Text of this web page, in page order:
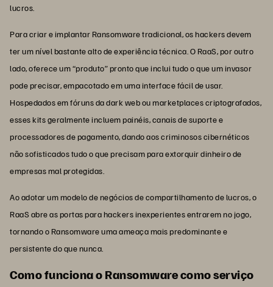
lucros.
Para criar e implantar Ransomware tradicional, os hackers devem
ter um nível bastante alto de experiência técnica. O RaaS, por outro
lado, oferece um “produto” pronto que inclui tudo o que um invasor
pode precisar, empacotado em uma interface fácil de usar.
Hospedados em fóruns da dark web ou marketplaces criptografados,
esses kits geralmente incluem painéis, canais de suporte e
processadores de pagamento, dando aos criminosos cibernéticos
não sofisticados tudo o que precisam para extorquir dinheiro de
empresas mal protegidas.
Ao adotar um modelo de negócios de compartilhamento de lucros, o
RaaS abre as portas para hackers inexperientes entrarem no jogo,
tornando o Ransomware uma ameaça mais predominante e
persistente do que nunca.
Como funciona o Ransomware como serviço